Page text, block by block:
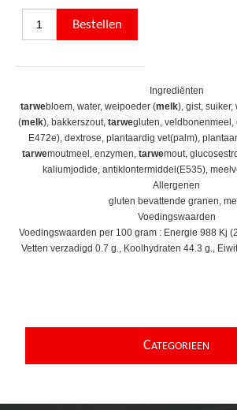
Ingrediënten
tarwebloem, water, weipoeder (melk), gist,
(melk), bakkerszout, tarwegluten, veldbonenmeel,
E472e), dextrose, plantaardig vet(palm),
tarwemoutmeel, enzymen, tarwemout,
kaliumjodide, antiklontermiddel(E535),
Allergenen
gluten bevattende granen,
Voedingswaarden
Voedingswaarden per 100 gram : Energie 988 Kj
Vetten verzadigd 0.7 g., Koolhydraten 44.3 g.,
CATEGORIEEN